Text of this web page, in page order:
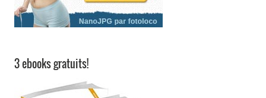
3 ebooks gratuits!